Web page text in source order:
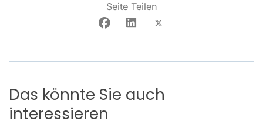
Seite Teilen
Das könnte Sie auch
interessieren